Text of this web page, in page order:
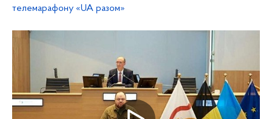
телемарафону «UA разом»